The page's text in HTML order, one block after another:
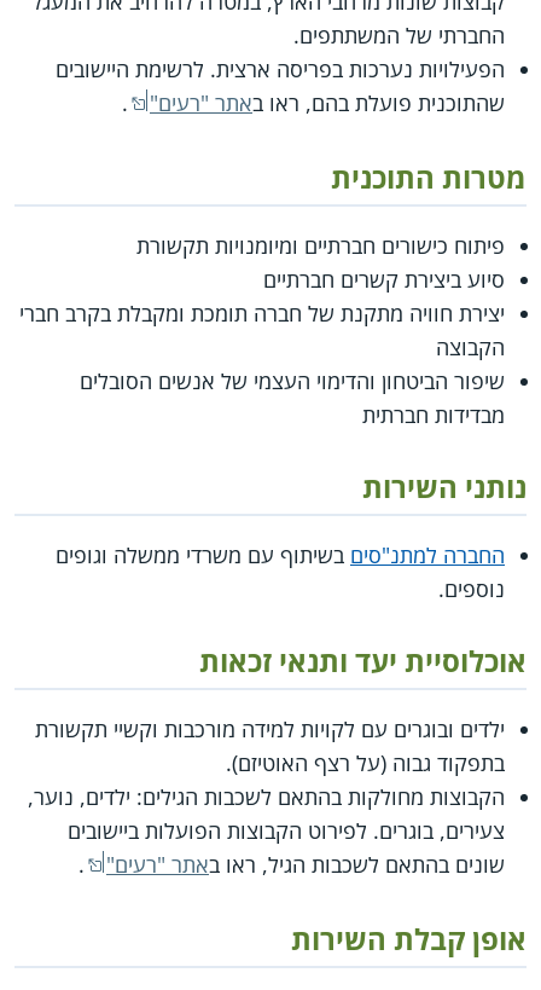
החברתי של המשתתפים.
הפעילויות נערכות בפריסה ארצית. לרשימת היישובים
שהתוכנית פועלת בהם, ראו באתר "רעים" .
מטרות התוכנית
פיתוח כישורים חברתיים ומיומנויות תקשורת
סיוע ביצירת קשרים חברתיים
יצירת חוויה מתקנת של חברה תומכת ומקבלת בקרב חברי
הקבוצה
שיפור הביטחון והדימוי העצמי של אנשים הסובלים
מבדידות חברתית
נותני השירות
החברה למתנ"סים בשיתוף עם משרדי ממשלה וגופים
נוספים.
אוכלוסיית יעד ותנאי זכאות
ילדים ובוגרים עם לקויות למידה מורכבות וקשיי תקשורת
בתפקוד גבוה (על רצף האוטיזם).
הקבוצות מחולקות בהתאם לשכבות הגילים: ילדים, נוער,
צעירים, בוגרים. לפירוט הקבוצות הפועלות ביישובים
שונים בהתאם לשכבות הגיל, ראו באתר "רעים" .
אופן קבלת השירות